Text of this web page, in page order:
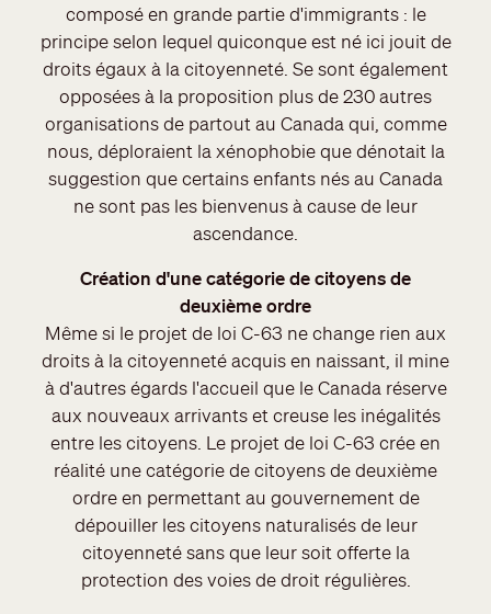
composé en grande partie d'immigrants : le
principe selon lequel quiconque est né ici jouit de
droits égaux à la citoyenneté. Se sont également
opposées à la proposition plus de 230 autres
organisations de partout au Canada qui, comme
nous, déploraient la xénophobie que dénotait la
suggestion que certains enfants nés au Canada
ne sont pas les bienvenus à cause de leur
ascendance.
Création d'une catégorie de citoyens de
deuxième ordre
Même si le projet de loi C-63 ne change rien aux
droits à la citoyenneté acquis en naissant, il mine
à d'autres égards l'accueil que le Canada réserve
aux nouveaux arrivants et creuse les inégalités
entre les citoyens. Le projet de loi C-63 crée en
réalité une catégorie de citoyens de deuxième
ordre en permettant au gouvernement de
dépouiller les citoyens naturalisés de leur
citoyenneté sans que leur soit offerte la
protection des voies de droit régulières.